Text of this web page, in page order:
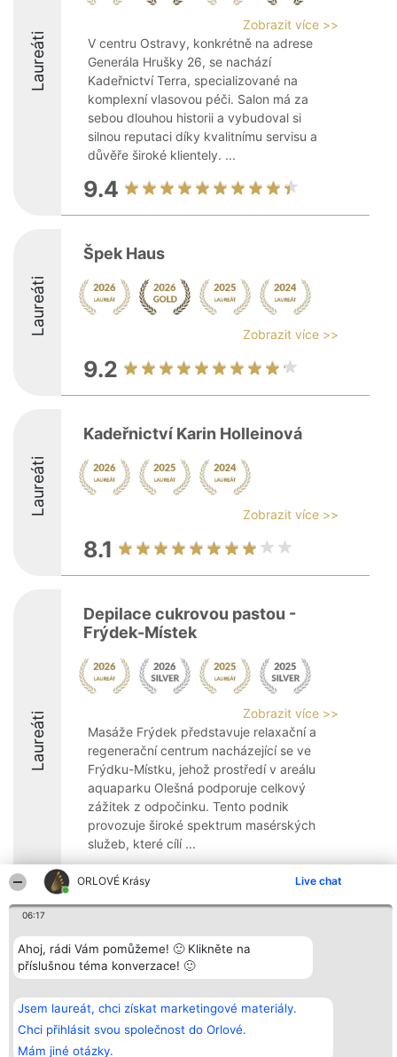
ORLOVÉ Krásy Live chat
06:17
Ahoj, rádi Vám pomůžeme! 🙂 Klikněte na
příslušnou téma konverzace! 🙂
Jsem laureát, chci získat marketingové materiály.
Chci přihlásit svou společnost do Orlové.
Mám jiné otázky.
Laureáti
Zobrazit více >>
V centru Ostravy, konkrétně na adrese
Generála Hrušky 26, se nachází
Kadeřnictví Terra, specializované na
komplexní vlasovou péči. Salon má za
sebou dlouhou historii a vybudoval si
silnou reputaci díky kvalitnímu servisu a
důvěře široké klientely. ...
9.4
Laureáti
Špek Haus
Zobrazit více >>
9.2
Laureáti
Kadeřnictví Karin Holleinová
Zobrazit více >>
8.1
Laureáti
Depilace cukrovou pastou -
Frýdek-Místek
Zobrazit více >>
Masáže Frýdek představuje relaxační a
regenerační centrum nacházející se ve
Frýdku-Místku, jehož prostředí v areálu
aquaparku Olešná podporuje celkový
zážitek z odpočinku. Tento podnik
provozuje široké spektrum masérských
služeb, které cílí ...
8.8
Organizátor hlasování
Bright Side Solutions sp. z o.
o. sp. k.
ul. Ruska 22
KRS 0000749100 | Regon
381313360 | NIP 8943132676
Plebiscyt
Vítězové
Seznam všech
laureátů
Pravidla
ochrany
Kontakt